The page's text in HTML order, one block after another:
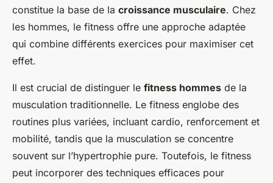
constitue la base de la croissance musculaire. Chez
les hommes, le fitness offre une approche adaptée
qui combine différents exercices pour maximiser cet
effet.
Il est crucial de distinguer le fitness hommes de la
musculation traditionnelle. Le fitness englobe des
routines plus variées, incluant cardio, renforcement et
mobilité, tandis que la musculation se concentre
souvent sur l’hypertrophie pure. Toutefois, le fitness
peut incorporer des techniques efficaces pour